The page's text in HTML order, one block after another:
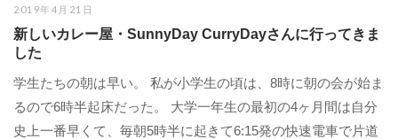
2019年4月21日
新しいカレー屋・SunnyDay CurryDayさんに行ってきま
した
学生たちの朝は早い。 私が小学生の頃は、8時に朝の会が始ま
るので6時半起床だった。 大学一年生の最初の4ヶ月間は自分
史上一番早くて、毎朝5時半に起きて6:15発の快速電車で片道